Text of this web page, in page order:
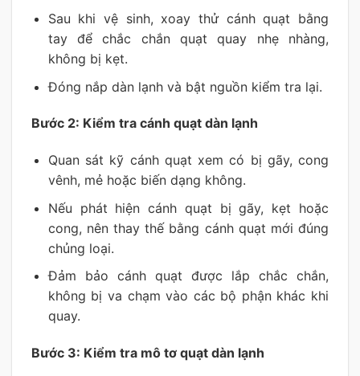
Sau khi vệ sinh, xoay thử cánh quạt bằng
tay để chắc chắn quạt quay nhẹ nhàng,
không bị kẹt.
Đóng nắp dàn lạnh và bật nguồn kiểm tra lại.
Bước 2: Kiểm tra cánh quạt dàn lạnh
Quan sát kỹ cánh quạt xem có bị gãy, cong
vênh, mẻ hoặc biến dạng không.
Nếu phát hiện cánh quạt bị gãy, kẹt hoặc
cong, nên thay thế bằng cánh quạt mới đúng
chủng loại.
Đảm bảo cánh quạt được lắp chắc chắn,
không bị va chạm vào các bộ phận khác khi
quay.
Bước 3: Kiểm tra mô tơ quạt dàn lạnh